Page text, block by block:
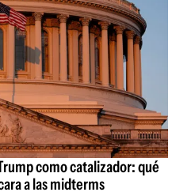
como catalizador: qué
a las midterms